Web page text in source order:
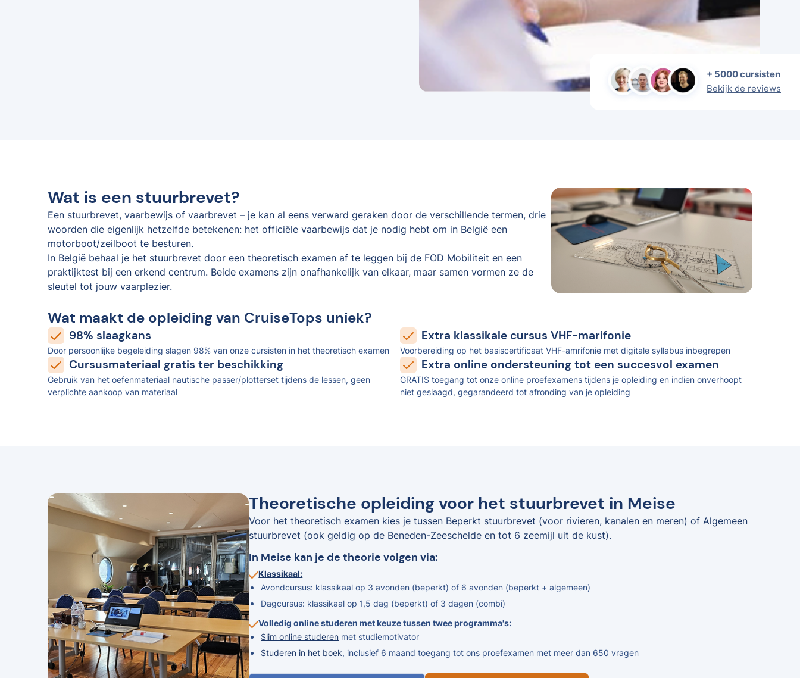
+ 5000 cursisten
Bekijk de reviews
Wat is een stuurbrevet?
Een stuurbrevet, vaarbewijs of vaarbrevet – je kan al eens verward geraken door de verschillende termen, drie
woorden die eigenlijk hetzelfde betekenen: het officiële vaarbewijs dat je nodig hebt om in België een
motorboot/zeilboot te besturen.
In België behaal je het stuurbrevet door een theoretisch examen af te leggen bij de FOD Mobiliteit en een
praktijktest bij een erkend centrum. Beide examens zijn onafhankelijk van elkaar, maar samen vormen ze de
sleutel tot jouw vaarplezier.
Wat maakt de opleiding van CruiseTops uniek?
98% slaagkans
Door persoonlijke begeleiding slagen 98% van onze cursisten in het theoretisch examen
Extra klassikale cursus VHF-marifonie
Voorbereiding op het basiscertificaat VHF-amrifonie met digitale syllabus inbegrepen
Cursusmateriaal gratis ter beschikking
Gebruik van het oefenmateriaal nautische passer/plotterset tijdens de lessen, geen
verplichte aankoop van materiaal
Extra online ondersteuning tot een succesvol examen
GRATIS toegang tot onze online proefexamens tijdens je opleiding en indien onverhoopt
niet geslaagd, gegarandeerd tot afronding van je opleiding
Theoretische opleiding voor het stuurbrevet in Meise
Voor het theoretisch examen kies je tussen Beperkt stuurbrevet (voor rivieren, kanalen en meren) of Algemeen
stuurbrevet (ook geldig op de Beneden-Zeeschelde en tot 6 zeemijl uit de kust).
In Meise kan je de theorie volgen via:
Klassikaal:
Avondcursus: klassikaal op 3 avonden (beperkt) of 6 avonden (beperkt + algemeen)
Dagcursus: klassikaal op 1,5 dag (beperkt) of 3 dagen (combi)
Volledig online studeren met keuze tussen twee programma's:
Slim online studeren met studiemotivator
Studeren in het boek, inclusief 6 maand toegang tot ons proefexamen met meer dan 650 vragen